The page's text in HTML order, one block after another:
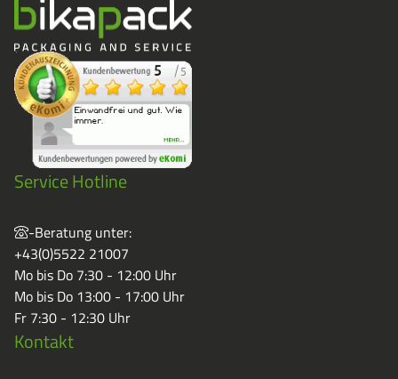
Service Hotline
-Beratung unter:
+43(0)5522 21007
Mo bis Do 7:30 - 12:00 Uhr
Mo bis Do 13:00 - 17:00 Uhr
Fr 7:30 - 12:30 Uhr
Kontakt